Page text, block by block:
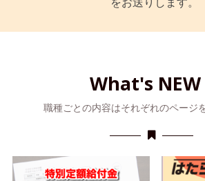
What's NEW
職種ごとの内容はそれぞれのページ